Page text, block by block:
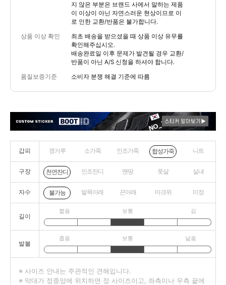
지 않은 부분은 브랜드 사에서 말하는 제품
이 이상이 아닌 자연스러운 현상이므로 이
로 인한 교환/반품은 불가합니다.
상품 이상 확인
최초 배송을 받으셨을 때 상품 이상 유무를
확인해주십시오.
배송완료일 이후 문제가 발견될 경우 교환/
반품이 아닌 A/S 신청을 하셔야 합니다.
품질보증기준 소비자 분쟁 해결 기준에 따름
갑피 캥거루 소가죽 인조가죽 합성가죽 니트
구장 천연잔디 인조잔디 맨땅 풋살 실내
자수 불가능 발목아래 끈아래 마크위 미정
길이
짧음 보통 김
발볼
좁음 보통 넓음
※ 사이즈 안내는 주관적인 견해입니다.
※ 막대가 정중앙에 위치하면 정 사이즈이고, 좌측이나 우측 끝에